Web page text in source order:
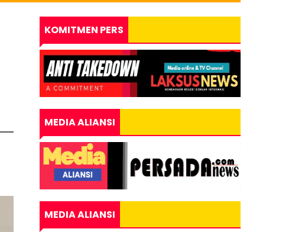
KOMITMEN PERS
MEDIA ALIANSI
MEDIA ALIANSI